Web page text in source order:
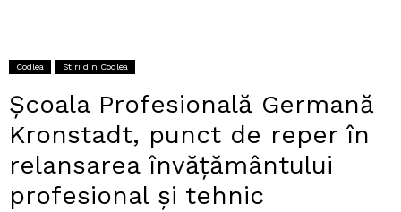
Codlea Stiri din Codlea
Școala Profesională Germană
Kronstadt, punct de reper în
relansarea învățământului
profesional și tehnic